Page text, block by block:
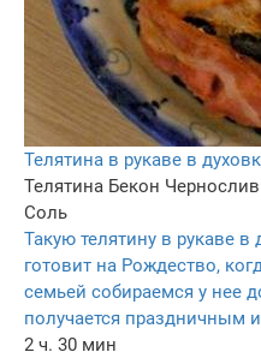
Телятина в рукаве в
Телятина Бекон Чернослив
Соль
Такую телятину в рукаве
готовит на Рождество,
семьей собираемся у нее
получается праздничным
2 ч. 30 мин